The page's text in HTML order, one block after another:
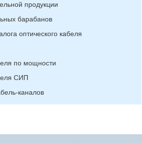
продукции
барабанов
оптического кабеля
по мощности
СИП
каналов